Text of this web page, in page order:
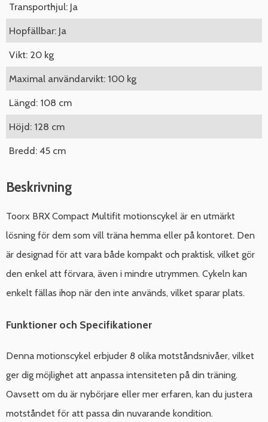
Transporthjul: Ja
Hopfällbar: Ja
Vikt: 20 kg
Maximal användarvikt: 100 kg
Längd: 108 cm
Höjd: 128 cm
Bredd: 45 cm
Beskrivning
Toorx BRX Compact Multifit motionscykel är en utmärkt
lösning för dem som vill träna hemma eller på kontoret. Den
är designad för att vara både kompakt och praktisk, vilket gör
den enkel att förvara, även i mindre utrymmen. Cykeln kan
enkelt fällas ihop när den inte används, vilket sparar plats.
Funktioner och Specifikationer
Denna motionscykel erbjuder 8 olika motståndsnivåer, vilket
ger dig möjlighet att anpassa intensiteten på din träning.
Oavsett om du är nybörjare eller mer erfaren, kan du justera
motståndet för att passa din nuvarande kondition.